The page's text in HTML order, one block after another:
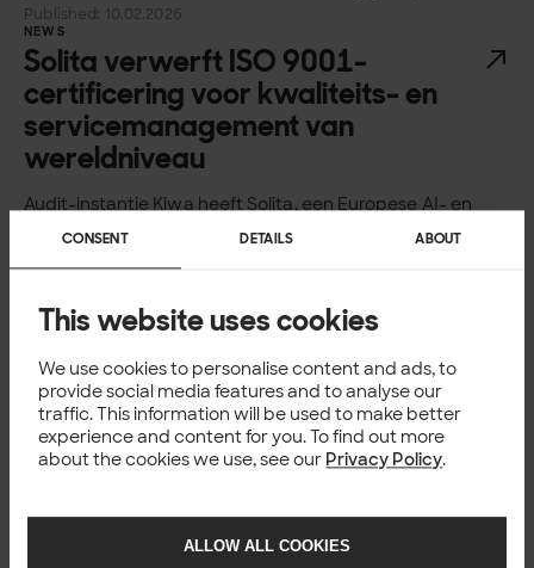
CONSENT DETAILS ABOUT
This website uses cookies
We use cookies to personalise content and ads, to
provide social media features and to analyse our
traffic. This information will be used to make better
experience and content for you. To find out more
about the cookies we use, see our Privacy Policy.
ALLOW ALL COOKIES
Published: 10.02.2026
NEWS
Solita verwerft ISO 9001-
certificering voor kwaliteits- en
servicemanagement van
wereldniveau
Audit-instantie Kiwa heeft Solita, een Europese AI- en
kantoren in Gent en Leuven, beloond met de
internationaal erkende ISO 9001-certificering voor
Published: 17.12.2025
Solita verlengt status als Elite
Service Partner van Snowflake
Solita, een Europese AI- en dataspecialist voor
digitale transformatie met kantoren in Gent en
Partner van Snowflake, het bedrijf achter de AI...